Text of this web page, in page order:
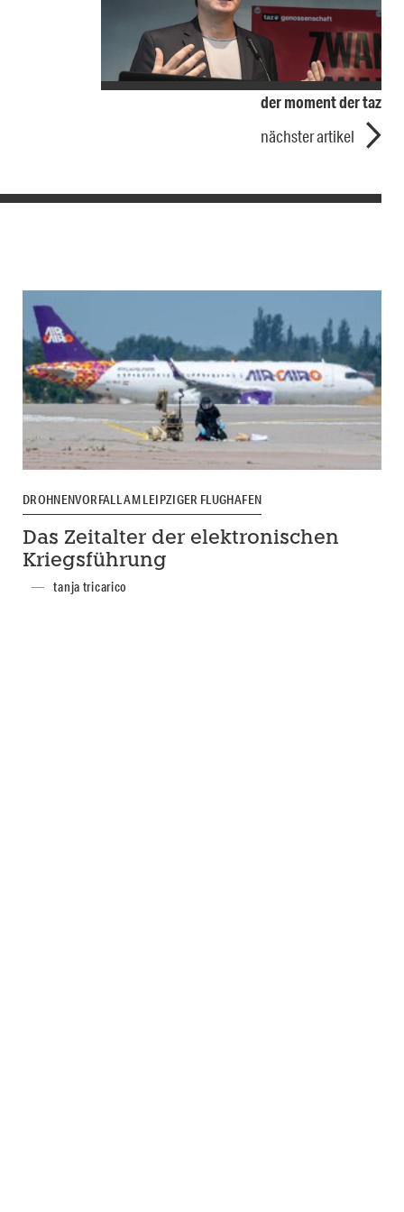
der moment der taz
nächster artikel
DROHNENVORFALL AM LEIPZIGER FLUGHAFEN
Das Zeitalter der elektronischen
Kriegsführung
tanja tricarico